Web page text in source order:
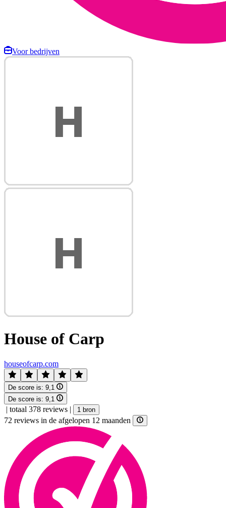
Voor bedrijven
House of Carp
houseofcarp.com
De score is: 9,1
De score is: 9,1
| totaal 378 reviews | 1 bron
72 reviews in de afgelopen 12 maanden